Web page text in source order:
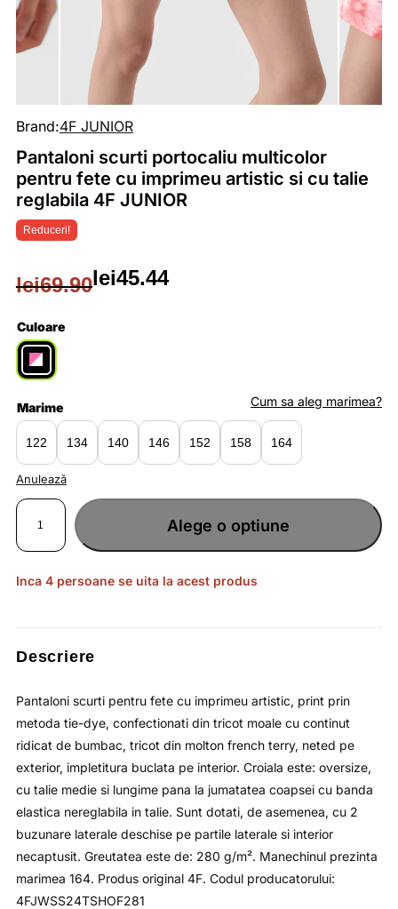
Reduceri!
Brand:4F JUNIOR
Pantaloni scurti portocaliu multicolor
pentru fete cu imprimeu artistic si cu talie
reglabila 4F JUNIOR
lei69.90
Prețul
inițial
a
fost:
lei69.90.
lei45.44
Prețul
curent
este:
lei45.44.
Culoare
Marime
122 134 140 146 152 158 164
Anulează
Cum sa aleg marimea?
Cantitate
scurti
multicolor
pentru
cu
imprimeu
4F
JUNIOR
Alege o optiune
Inca 4 persoane se uita la acest produs
Descriere
Pantaloni scurti pentru fete cu imprimeu artistic, print prin
metoda tie-dye, confectionati din tricot moale cu continut
ridicat de bumbac, tricot din molton french terry, neted pe
exterior, impletitura buclata pe interior. Croiala este: oversize,
cu talie medie si lungime pana la jumatatea coapsei cu banda
elastica nereglabila in talie. Sunt dotati, de asemenea, cu 2
buzunare laterale deschise pe partile laterale si interior
necaptusit. Greutatea este de: 280 g/m². Manechinul prezinta
marimea 164. Produs original 4F. Codul producatorului:
4FJWSS24TSHOF281